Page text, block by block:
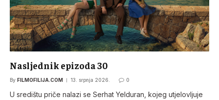
Nasljednik epizoda 30
By FILMOFILIJA.COM 13. srpnja 2026. 0
U središtu priče nalazi se Serhat Yelduran, kojeg utjelovljuje